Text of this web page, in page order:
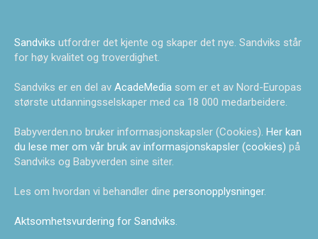
Sandviks utfordrer det kjente og skaper det nye. Sandviks står
for høy kvalitet og troverdighet.
Sandviks er en del av AcadeMedia som er et av Nord-Europas
største utdanningsselskaper med ca 18 000 medarbeidere.
Babyverden.no bruker informasjonskapsler (Cookies). Her kan
du lese mer om vår bruk av informasjonskapsler (cookies) på
Sandviks og Babyverden sine siter.
Les om hvordan vi behandler dine personopplysninger.
Aktsomhetsvurdering for Sandviks.